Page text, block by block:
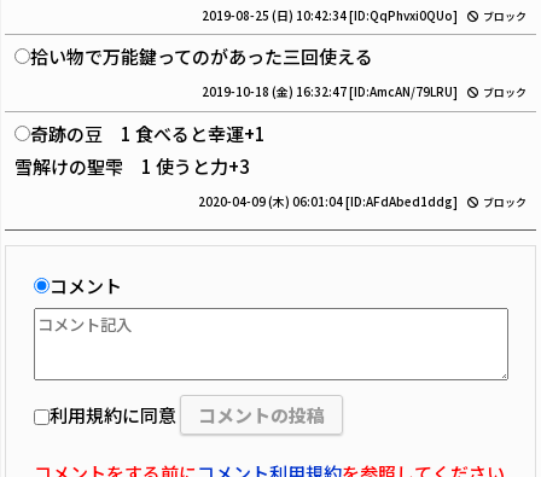
2019-08-25 (日) 10:42:34[ID:QqPhvxi0QUo] ブロック
拾い物で万能鍵ってのがあった三回使える
2019-10-18 (金) 16:32:47[ID:AmcAN/79LRU] ブロック
奇跡の豆 1 食べると幸運+1
雪解けの聖雫 1 使うと力+3
2020-04-09 (木) 06:01:04[ID:AFdAbed1ddg] ブロック
コメント
利用規約に同意